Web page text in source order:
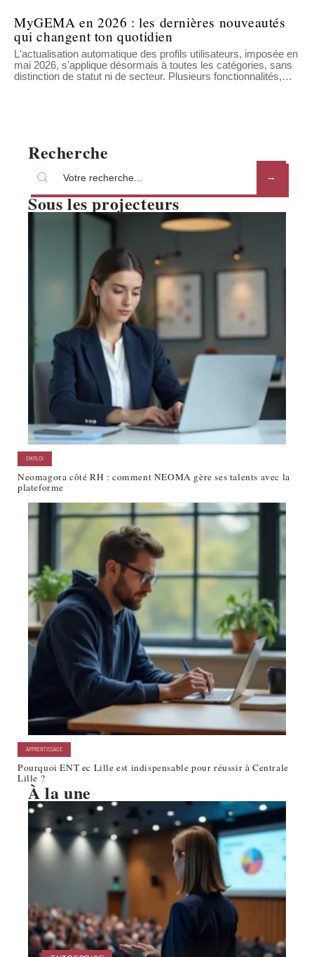
MyGEMA en 2026 : les dernières nouveautés
qui changent ton quotidien
L'actualisation automatique des profils utilisateurs, imposée en
mai 2026, s'applique désormais à toutes les catégories, sans
distinction de statut ni de secteur. Plusieurs fonctionnalités,…
Recherche
Sous les projecteurs
EMPLOI
Neomagora côté RH : comment NEOMA gère ses talents avec la
plateforme
APPRENTISSAGE
Pourquoi ENT ec Lille est indispensable pour réussir à Centrale
Lille ?
À la une